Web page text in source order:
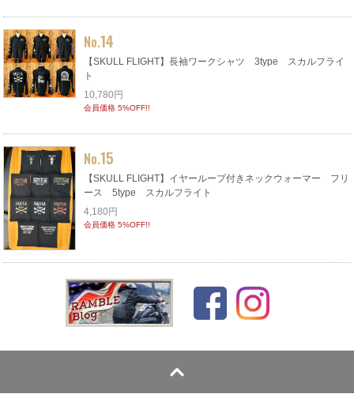
No.14
【SKULL FLIGHT】長袖ワークシャツ 3type スカルフライ
ト
10,780円
会員価格 5%OFF!!
No.15
【SKULL FLIGHT】イヤーループ付きネックウォーマー フリ
ース 5type スカルフライト
4,180円
会員価格 5%OFF!!